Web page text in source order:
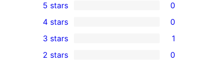
0
5-
star
reviews
5 stars 0
4-
star
4 stars 0
1
3-
3 stars 1
2 stars 0